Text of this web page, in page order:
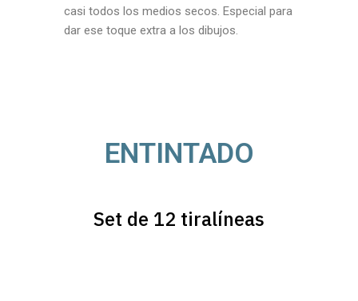
casi todos los medios secos. Especial para
dar ese toque extra a los dibujos.
ENTINTADO
Set de 12 tiralíneas